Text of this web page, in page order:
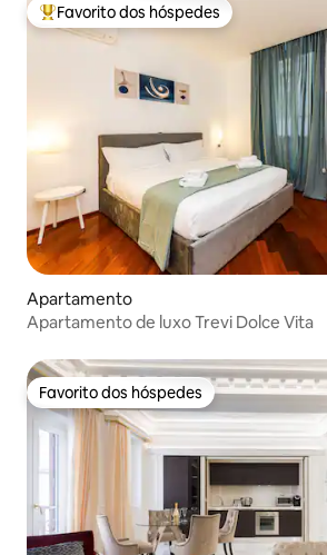
Favoritos dos hóspedes mais apreciados
Favorito dos hóspedes
Apartamento
Apartamento de luxo Trevi Dolce Vita
Favorito dos hóspedes
Favorito dos hóspedes